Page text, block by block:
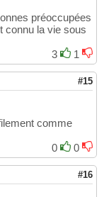
préoccupées
connu la vie sous
3
1
#15
comme
0
0
#16